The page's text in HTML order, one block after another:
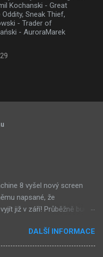
Kochanski - Great
Sneak Thief,
- Trader of
- AuroraMarek
8 vyšel nový screen
napsané, že
již v září! Průběžně budu
ze Submachine 8. Zvukové
screen, který se na stránce
DALŠÍ INFORMACE